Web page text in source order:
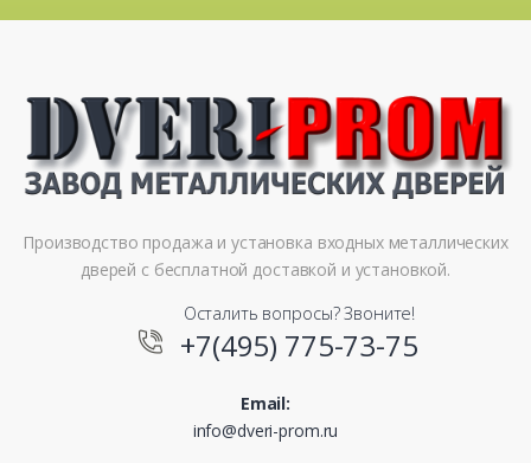
Производство продажа и установка входных металлических
дверей с бесплатной доставкой и установкой.
Осталить вопросы? Звоните!
+7(495) 775-73-75
Email:
info@dveri-prom.ru